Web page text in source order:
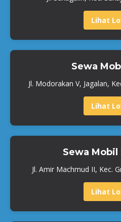
Lihat
Sewa
Jl. Modorakan V, Jagalan,
Lihat
Sewa Mobil
Jl. Amir Machmud II, Kec.
Lihat